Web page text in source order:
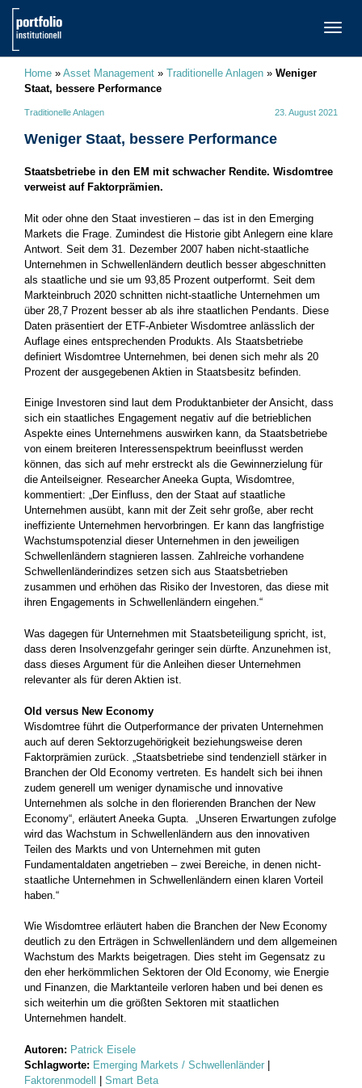
Home » Asset Management » Traditionelle Anlagen » Weniger
Staat, bessere Performance
Traditionelle Anlagen 23. August 2021
Weniger Staat, bessere Performance
Staatsbetriebe in den EM mit schwacher Rendite. Wisdomtree
verweist auf Faktorprämien.
Mit oder ohne den Staat investieren – das ist in den Emerging
Markets die Frage. Zumindest die Historie gibt Anlegern eine klare
Antwort. Seit dem 31. Dezember 2007 haben nicht-staatliche
Unternehmen in Schwellenländern deutlich besser abgeschnitten
als staatliche und sie um 93,85 Prozent outperformt. Seit dem
Markteinbruch 2020 schnitten nicht-staatliche Unternehmen um
über 28,7 Prozent besser ab als ihre staatlichen Pendants. Diese
Daten präsentiert der ETF-Anbieter Wisdomtree anlässlich der
Auflage eines entsprechenden Produkts. Als Staatsbetriebe
definiert Wisdomtree Unternehmen, bei denen sich mehr als 20
Prozent der ausgegebenen Aktien in Staatsbesitz befinden.
Einige Investoren sind laut dem Produktanbieter der Ansicht, dass
sich ein staatliches Engagement negativ auf die betrieblichen
Aspekte eines Unternehmens auswirken kann, da Staatsbetriebe
von einem breiteren Interessenspektrum beeinflusst werden
können, das sich auf mehr erstreckt als die Gewinnerzielung für
die Anteilseigner. Researcher Aneeka Gupta, Wisdomtree,
kommentiert: „Der Einfluss, den der Staat auf staatliche
Unternehmen ausübt, kann mit der Zeit sehr große, aber recht
ineffiziente Unternehmen hervorbringen. Er kann das langfristige
Wachstumspotenzial dieser Unternehmen in den jeweiligen
Schwellenländern stagnieren lassen. Zahlreiche vorhandene
Schwellenländerindizes setzen sich aus Staatsbetrieben
zusammen und erhöhen das Risiko der Investoren, das diese mit
ihren Engagements in Schwellenländern eingehen.“
Was dagegen für Unternehmen mit Staatsbeteiligung spricht, ist,
dass deren Insolvenzgefahr geringer sein dürfte. Anzunehmen ist,
dass dieses Argument für die Anleihen dieser Unternehmen
relevanter als für deren Aktien ist.
Old versus New Economy
Wisdomtree führt die Outperformance der privaten Unternehmen
auch auf deren Sektorzugehörigkeit beziehungsweise deren
Faktorprämien zurück. „Staatsbetriebe sind tendenziell stärker in
Branchen der Old Economy vertreten. Es handelt sich bei ihnen
zudem generell um weniger dynamische und innovative
Unternehmen als solche in den florierenden Branchen der New
Economy“, erläutert Aneeka Gupta. „Unseren Erwartungen zufolge
wird das Wachstum in Schwellenländern aus den innovativen
Teilen des Markts und von Unternehmen mit guten
Fundamentaldaten angetrieben – zwei Bereiche, in denen nicht-
staatliche Unternehmen in Schwellenländern einen klaren Vorteil
haben.“
Wie Wisdomtree erläutert haben die Branchen der New Economy
deutlich zu den Erträgen in Schwellenländern und dem allgemeinen
Wachstum des Markts beigetragen. Dies steht im Gegensatz zu
den eher herkömmlichen Sektoren der Old Economy, wie Energie
und Finanzen, die Marktanteile verloren haben und bei denen es
sich weiterhin um die größten Sektoren mit staatlichen
Unternehmen handelt.
Autoren: Patrick Eisele
Schlagworte: Emerging Markets / Schwellenländer |
Faktorenmodell | Smart Beta